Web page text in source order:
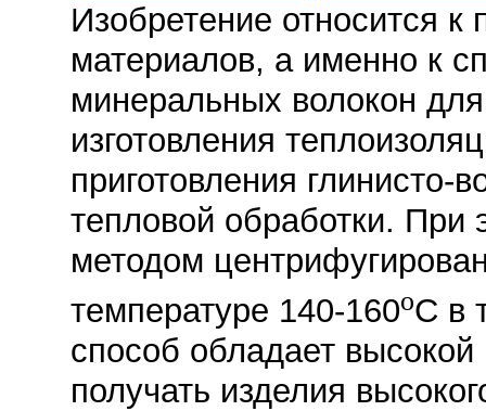
Изобретение относится к
материалов, а именно к
минеральных волокон
изготовления
приготовления
тепловой обработки.
методом
температуре 140-160oС в
способ обладает
получать изделия